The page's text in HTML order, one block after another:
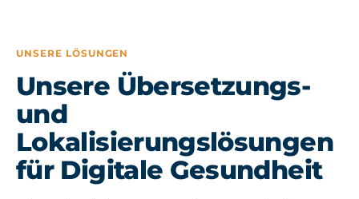
UNSERE LÖSUNGEN
Unsere Übersetzungs-
und
Lokalisierungslösungen
für Digitale Gesundheit